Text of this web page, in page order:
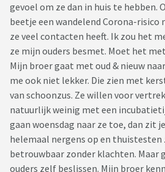
gevoel om ze dan in huis te hebben.
beetje een wandelend Corona-risico
ze veel contacten heeft. Ik zou het
ze mijn ouders besmet. Moet het
Mijn broer gaat met oud & nieuw
me ook niet lekker. Die zien met
van schoonzus. Ze willen voor
natuurlijk weinig met een
gaan woensdag naar ze toe, dan zit
helemaal nergens op en
betrouwbaar zonder klachten. Maar
ouders zelf beslissen. Mijn broer